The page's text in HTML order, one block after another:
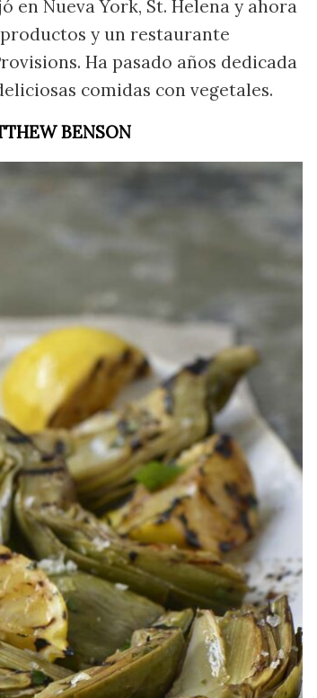
en Nueva York, St. Helena y ahora
y un restaurante
Ha pasado años dedicada
comidas con vegetales.
BENSON